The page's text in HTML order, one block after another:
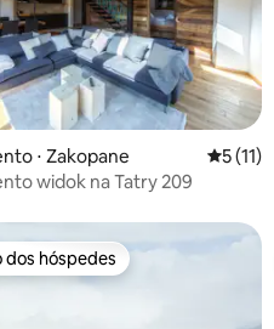
de 5, 25 avaliações
⋅ Zakopane 5 de
5 (11)
widok na Tatry 209
dos hóspedes
dos hóspedes